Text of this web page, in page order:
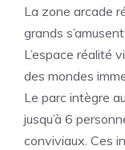
La zone arcade
grands
L’espace réalité
des mondes
Le parc intègre
jusqu’à 6
conviviaux. Ces